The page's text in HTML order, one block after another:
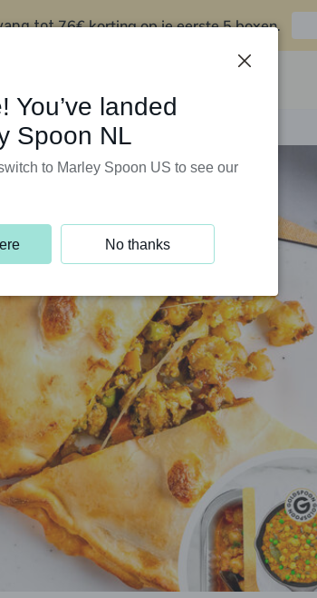
tot76€ korting op je eerste 5 boxen.
You’ve landed
Spoon NL
to Marley Spoon US to see our
No thanks